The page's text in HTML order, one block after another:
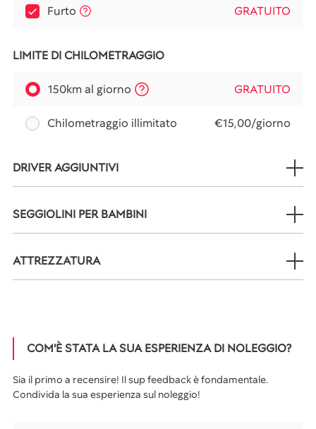
Furto GRATUITO
LIMITE DI CHILOMETRAGGIO
150km al giorno GRATUITO
Chilometraggio illimitato €15,00/giorno
DRIVER AGGIUNTIVI
SEGGIOLINI PER BAMBINI
ATTREZZATURA
COM'È STATA LA SUA ESPERIENZA DI NOLEGGIO?
Sia il primo a recensire! Il sup feedback è fondamentale.
Condivida la sua esperienza sul noleggio!